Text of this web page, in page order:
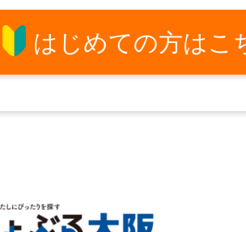
はじめての方はこ